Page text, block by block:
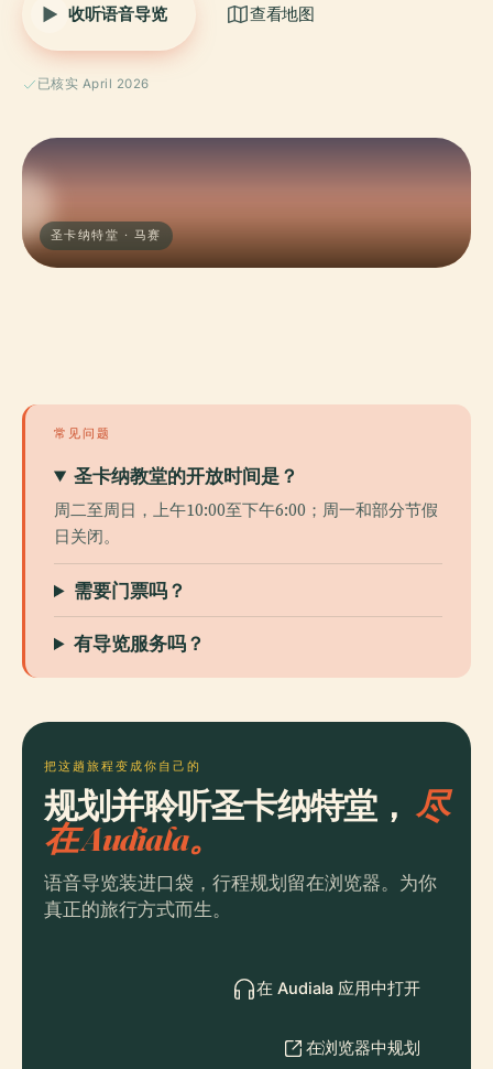
收听语音导览 查看地图
已核实 April 2026
圣卡纳特堂 · 马赛
常见问题
圣卡纳教堂的开放时间是？
周二至周日，上午10:00至下午6:00；周一和部分节假
日关闭。
需要门票吗？
有导览服务吗？
把这趟旅程变成你自己的
规划并聆听圣卡纳特堂， 尽
在 Audiala。
语音导览装进口袋，行程规划留在浏览器。为你
真正的旅行方式而生。
在 Audiala 应用中打开
在浏览器中规划